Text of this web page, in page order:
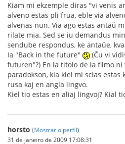
Kiam mi ekzemple diras "vi venis
alveno estas pli frua, eble via
alvenas nun. Via ago estas antaŭ
rilate mia. Sed se iu demandus
sendube respondus, ke antaŭe,
Ia "Back in the future"
(Ĉu vi
futuren"?) En la titolo de la filmo
paradokson, kia kiel mi scias estas
rusa kaj en angla lingvo.
Kiel tio estas en aliaj lingvoj? Kial
horsto (Mostrar o perfil)
31 de janeiro de 2009 17:08:31